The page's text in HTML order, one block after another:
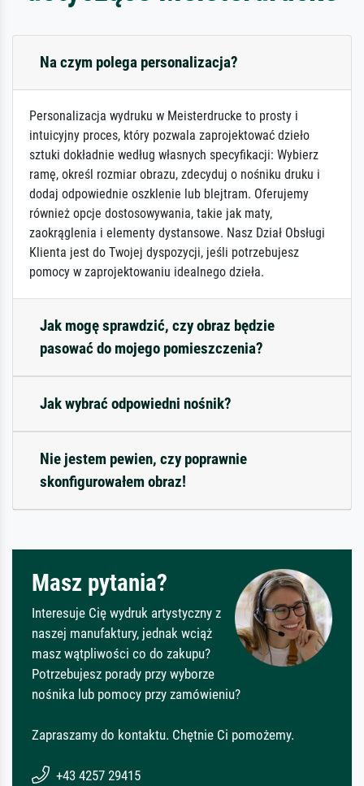
Na czym polega personalizacja?
Personalizacja wydruku w Meisterdrucke to prosty i
intuicyjny proces, który pozwala zaprojektować dzieło
sztuki dokładnie według własnych specyfikacji: Wybierz
ramę, określ rozmiar obrazu, zdecyduj o nośniku druku i
dodaj odpowiednie oszklenie lub blejtram. Oferujemy
również opcje dostosowywania, takie jak maty,
zaokrąglenia i elementy dystansowe. Nasz Dział Obsługi
Klienta jest do Twojej dyspozycji, jeśli potrzebujesz
pomocy w zaprojektowaniu idealnego dzieła.
Jak mogę sprawdzić, czy obraz będzie
pasować do mojego pomieszczenia?
Jak wybrać odpowiedni nośnik?
Nie jestem pewien, czy poprawnie
skonfigurowałem obraz!
Masz pytania?
Interesuje Cię wydruk artystyczny z
naszej manufaktury, jednak wciąż
masz wątpliwości co do zakupu?
Potrzebujesz porady przy wyborze
nośnika lub pomocy przy zamówieniu?
Zapraszamy do kontaktu. Chętnie Ci pomożemy.
+43 4257 29415